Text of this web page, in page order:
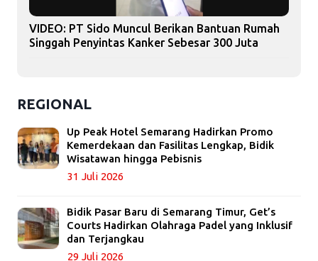
VIDEO: PT Sido Muncul Berikan Bantuan Rumah
Singgah Penyintas Kanker Sebesar 300 Juta
REGIONAL
Up Peak Hotel Semarang Hadirkan Promo
Kemerdekaan dan Fasilitas Lengkap, Bidik
Wisatawan hingga Pebisnis
31 Juli 2026
Bidik Pasar Baru di Semarang Timur, Get’s
Courts Hadirkan Olahraga Padel yang Inklusif
dan Terjangkau
29 Juli 2026